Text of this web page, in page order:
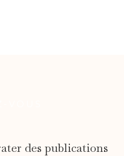
des publications